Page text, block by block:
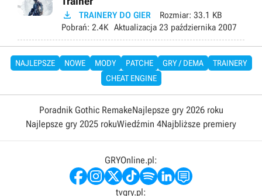
 TRAINERY DO GIER Rozmiar: 33.1 KB
Pobrań: 2.4K Aktualizacja 23 października 2007
NAJLEPSZE NOWE MODY PATCHE GRY / DEMA
TRAINERY
CHEAT ENGINE
Poradnik Gothic RemakeNajlepsze gry 2026 roku
Najlepsze gry 2025 rokuWiedźmin 4Najbliższe premiery
GRYOnline.pl:
tvgry.pl: